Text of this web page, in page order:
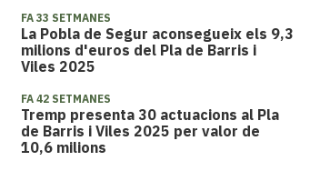
FA 33 SETMANES
La Pobla de Segur aconsegueix els 9,3
milions d'euros del Pla de Barris i
Viles 2025
FA 42 SETMANES
Tremp presenta 30 actuacions al Pla
de Barris i Viles 2025 per valor de
10,6 milions